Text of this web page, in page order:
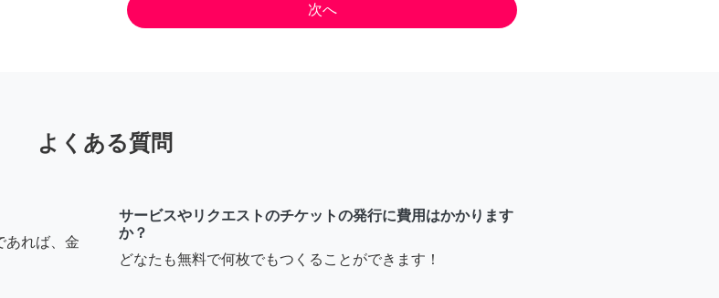
よくある質問
あれば、金
サービスやリクエストのチケットの発行に費用はかかります
か？
どなたも無料で何枚でもつくることができます！